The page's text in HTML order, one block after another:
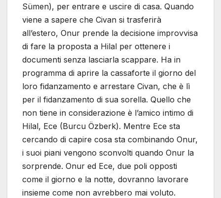
Sümen), per entrare e uscire di casa. Quando
viene a sapere che Civan si trasferirà
all’estero, Onur prende la decisione improvvisa
di fare la proposta a Hilal per ottenere i
documenti senza lasciarla scappare. Ha in
programma di aprire la cassaforte il giorno del
loro fidanzamento e arrestare Civan, che è lì
per il fidanzamento di sua sorella. Quello che
non tiene in considerazione è l’amico intimo di
Hilal, Ece (Burcu Özberk). Mentre Ece sta
cercando di capire cosa sta combinando Onur,
i suoi piani vengono sconvolti quando Onur la
sorprende. Onur ed Ece, due poli opposti
come il giorno e la notte, dovranno lavorare
insieme come non avrebbero mai voluto.